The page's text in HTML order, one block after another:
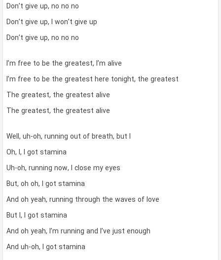
Don’t give up, no no no
Don’t give up, I won’t give up
Don’t give up, no no no
I’m free to be the greatest, I’m alive
I’m free to be the greatest here tonight, the greatest
The greatest, the greatest alive
The greatest, the greatest alive
Well, uh-oh, running out of breath, but I
Oh, I, I got stamina
Uh-oh, running now, I close my eyes
But, oh oh, I got stamina
And oh yeah, running through the waves of love
But I, I got stamina
And oh yeah, I’m running and I’ve just enough
And uh-oh, I got stamina